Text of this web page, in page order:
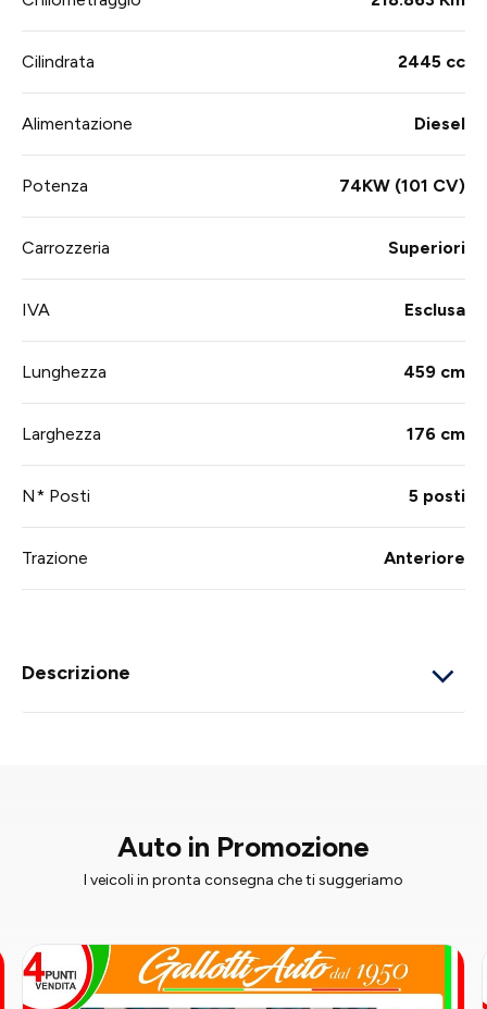
Cilindrata 2445 cc
Alimentazione Diesel
Potenza 74KW (101 CV)
Carrozzeria Superiori
IVA Esclusa
Lunghezza 459 cm
Larghezza 176 cm
N* Posti 5 posti
Trazione Anteriore
Descrizione
Auto in Promozione
I veicoli in pronta consegna che ti suggeriamo